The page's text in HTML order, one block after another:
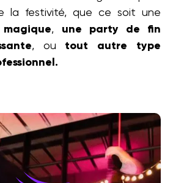
la festivité, que ce soit une
, une party de fin
, ou tout autre type